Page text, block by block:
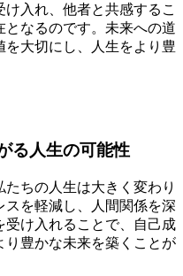
入れ、他者と共感するこ
となるのです。未来への道
大切にし、人生をより豊
る人生の可能性
ちの人生は大きく変わり
スを軽減し、人間関係を深
け入れることで、自己成
豊かな未来を築くことが